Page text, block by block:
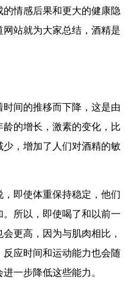
情感后果和更大的健康隐
站就为大家总结，酒精是
间的推移而下降，这是由
的增长，激素的变化，比
，增加了人们对酒精的敏
即使体重保持稳定，他们
所以，即使喝了和以前一
更高，因为与肌肉相比，
反应时间和运动能力也会随
一步降低这些能力。